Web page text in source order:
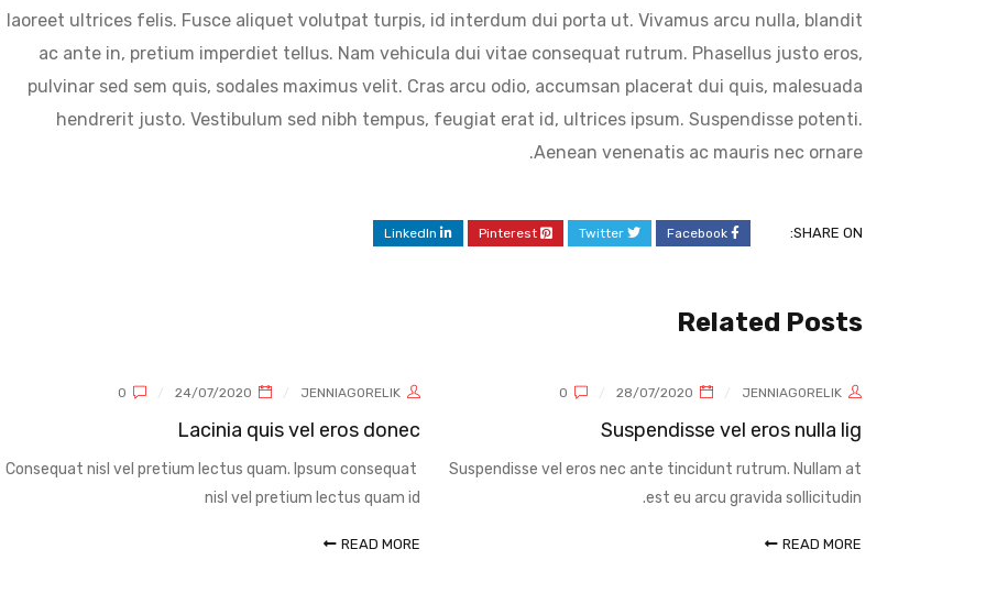
laoreet ultrices felis. Fusce aliquet volutpat turpis, id interdum dui porta ut. Vivamus arcu nulla, blandit
ac ante in, pretium imperdiet tellus. Nam vehicula dui vitae consequat rutrum. Phasellus justo eros,
pulvinar sed sem quis, sodales maximus velit. Cras arcu odio, accumsan placerat dui quis, malesuada
hendrerit justo. Vestibulum sed nibh tempus, feugiat erat id, ultrices ipsum. Suspendisse potenti.
Aenean venenatis ac mauris nec ornare.
SHARE ON:
Facebook
Twitter
Pinterest
LinkedIn
Related Posts
JENNIAGORELIK
28/07/2020
0
Suspendisse vel eros nulla lig
Suspendisse vel eros nec ante tincidunt rutrum. Nullam at
est eu arcu gravida sollicitudin.
READ MORE
JENNIAGORELIK
Lacinia quis vel eros donec
Consequat nisl vel pretium lectus quam. Ipsum consequat
nisl vel pretium lectus quam id
READ MORE